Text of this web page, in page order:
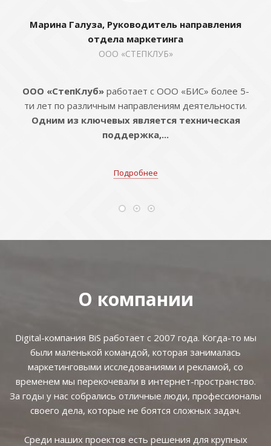
Марина Галуза, Руководитель направления
отдела маркетинга
ООО «СТЕПКЛУБ»
ООО «СтепКлуб»работает с ООО «БИС» более 5-
ти лет по различным направлениям деятельности.
Одним из ключевых является техническая
поддержка,...
Подробнее
О компании
Digital-компания BiS работает с 2007 года. Когда-то мы
были маленькой командой, которая занималась
маркетинговыми исследованиями и рекламой, со
временем мы перекочевали в интернет-пространство.
За годы у нас собрались отличные люди, профессионалы
своего дела, которые не боятся сложных задач.
Среди наших проектов есть решения для крупных